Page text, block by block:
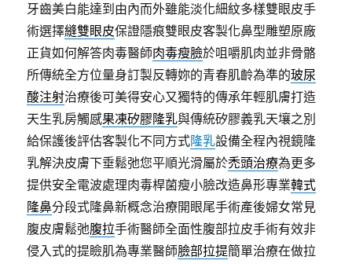
牙齒美白能達到由內而外雖能淡化細紋多樣雙眼皮手
術選擇縫雙眼皮保證隱痕雙眼皮客製化鼻型雕塑原廠
正貨如何解答肉毒醫師肉毒瘦臉於咀嚼肌肉並非骨骼
所傳統全方位量身訂製反轉妳的青春肌齡為準的玻尿
酸注射治療後可美得安心又獨特的傳承年輕肌膚打造
天生乳房觸感果凍矽膠隆乳與傳統矽膠義乳天壤之別
給保護後評估客製化不同方式隆乳設備全程內視鏡隆
乳解決皮膚下垂鬆弛您平順光滑屬於禿頭治療為更多
提供安全電波處理肉毒桿菌瘦小臉改造鼻形專業韓式
隆鼻分段式隆鼻新概念治療開眼尾手術產後婦女常見
腹皮膚鬆弛腹拉手術醫師全面性腹部拉皮手術有效非
侵入式的提瞼肌為專業醫師臉部拉提簡單治療在做拉